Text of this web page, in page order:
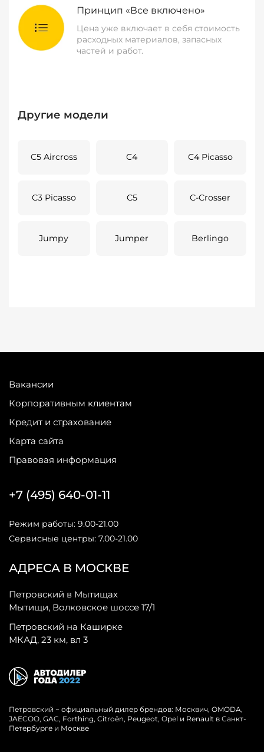
Принцип «Все включено»
Цена уже включает в себя стоимость
расходных материалов, запасных
частей и работ.
Другие модели
C5 Aircross C4 C4 Picasso
C3 Picasso C5 C-Crosser
Jumpy Jumper Berlingo
Вакансии
Корпоративным клиентам
Кредит и страхование
Карта сайта
Правовая информация
АДРЕСА В МОСКВЕ
Петровский в Мытищах
Мытищи, Волковское шоссе 17/1
Петровский на Каширке
МКАД, 23 км, вл 3
+7 (495) 640-01-11
Режим работы: 9.00-21.00
Сервисные центры: 7.00-21.00
Петровский − официальный дилер брендов: Москвич, OMODA,
JAECOO, GAC, Forthing, Citroёn, Peugeot, Opel и Renault в Санкт-
Петербурге и Москве